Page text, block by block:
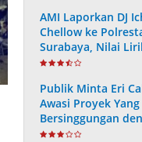
AMI Laporkan DJ
Chellow ke
Surabaya, Nilai
Berpotensi
Publik Minta Eri
Awasi Proyek Yang
Bersinggungan
Aset Telkom di